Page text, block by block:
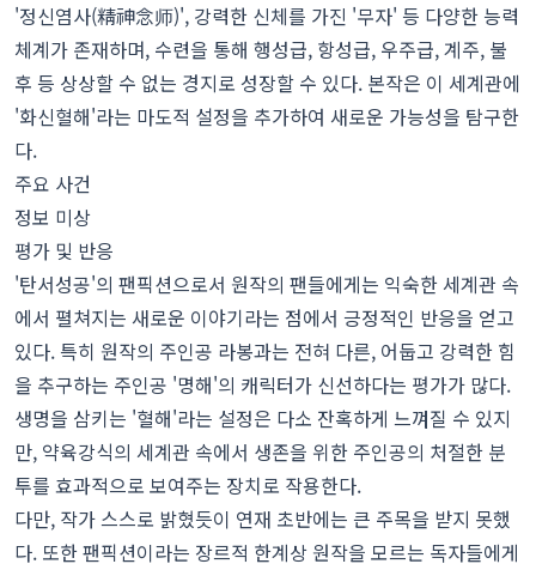
'정신염사(精神念师)', 강력한 신체를 가진 '무자' 등 다양한 능력
체계가 존재하며, 수련을 통해 행성급, 항성급, 우주급, 계주, 불
후 등 상상할 수 없는 경지로 성장할 수 있다. 본작은 이 세계관에
'화신혈해'라는 마도적 설정을 추가하여 새로운 가능성을 탐구한
다.
주요 사건
정보 미상
평가 및 반응
'탄서성공'의 팬픽션으로서 원작의 팬들에게는 익숙한 세계관 속
에서 펼쳐지는 새로운 이야기라는 점에서 긍정적인 반응을 얻고
있다. 특히 원작의 주인공 라봉과는 전혀 다른, 어둡고 강력한 힘
을 추구하는 주인공 '명해'의 캐릭터가 신선하다는 평가가 많다.
생명을 삼키는 '혈해'라는 설정은 다소 잔혹하게 느껴질 수 있지
만, 약육강식의 세계관 속에서 생존을 위한 주인공의 처절한 분
투를 효과적으로 보여주는 장치로 작용한다.
다만, 작가 스스로 밝혔듯이 연재 초반에는 큰 주목을 받지 못했
다. 또한 팬픽션이라는 장르적 한계상 원작을 모르는 독자들에게